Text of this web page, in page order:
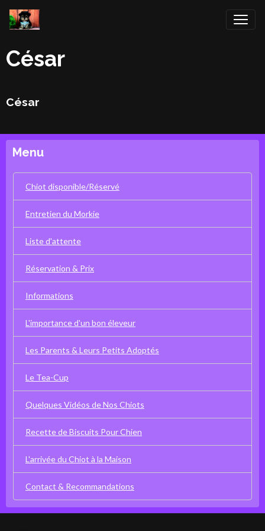
César
César
Menu
Chiot disponible/Réservé
Entretien du Morkie
Liste d'attente
Réservation & Prix
Informations
L'importance d'un bon éleveur
Les Parents & Leurs Petits Adoptés
Le Tea-Cup
Quelques Vidéos de Nos Chiots
Recette de Biscuits Pour Chien
L'arrivée du Chiot à la Maison
Contact & Recommandations